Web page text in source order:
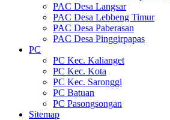
PAC Desa Langsar
PAC Desa Lebbeng Timur
PAC Desa Paberasan
PAC Desa Pinggirpapas
PC
PC Kec. Kalianget
PC Kec. Kota
PC Kec. Saronggi
PC Batuan
PC Pasongsongan
Sitemap